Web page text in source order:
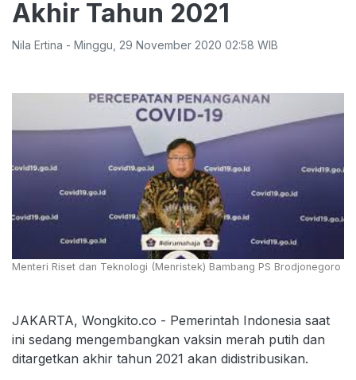
Akhir Tahun 2021
Nila Ertina - Minggu 29 November 2020 02:58 WIB
Menteri Riset dan Teknologi (Menristek) Bambang PS Brodjonegoro
JAKARTA, Wongkito.co - Pemerintah Indonesia saat
ini sedang mengembangkan vaksin merah putih dan
ditargetkan akhir tahun 2021 akan didistribusikan.